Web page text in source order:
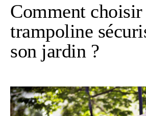
Comment choisir
trampoline
son jardin ?